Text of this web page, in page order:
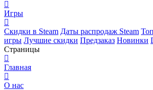
Игры
Скидки в Steam Даты распродаж Steam
игры Лучшие скидки Предзаказ Новинки
Страницы
Главная
О нас